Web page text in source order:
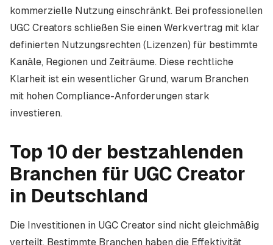
kommerzielle Nutzung einschränkt. Bei professionellen
UGC Creators schließen Sie einen Werkvertrag mit klar
definierten Nutzungsrechten (Lizenzen) für bestimmte
Kanäle, Regionen und Zeiträume. Diese rechtliche
Klarheit ist ein wesentlicher Grund, warum Branchen
mit hohen Compliance-Anforderungen stark
investieren.
Top 10 der bestzahlenden
Branchen für UGC Creator
in Deutschland
Die Investitionen in UGC Creator sind nicht gleichmäßig
verteilt. Bestimmte Branchen haben die Effektivität